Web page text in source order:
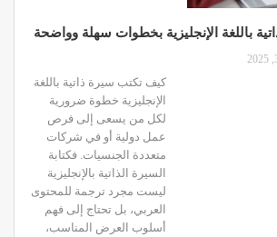
باللغة الإنجليزية بخطوات سهلة وواضحة
كيف تكتب سيرة ذاتية باللغة
الإنجليزية خطوة ضرورية
لكل من يسعى إلى فرص
عمل دولية أو في شركات
متعددة الجنسيات. فكتابة
السيرة الذاتية بالإنجليزية
ليست مجرد ترجمة للمحتوى
العربي، بل تحتاج إلى فهم
أسلوب العرض المناسب،